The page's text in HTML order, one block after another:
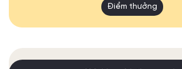
Điểm thưởng